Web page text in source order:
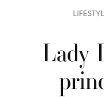
Lady